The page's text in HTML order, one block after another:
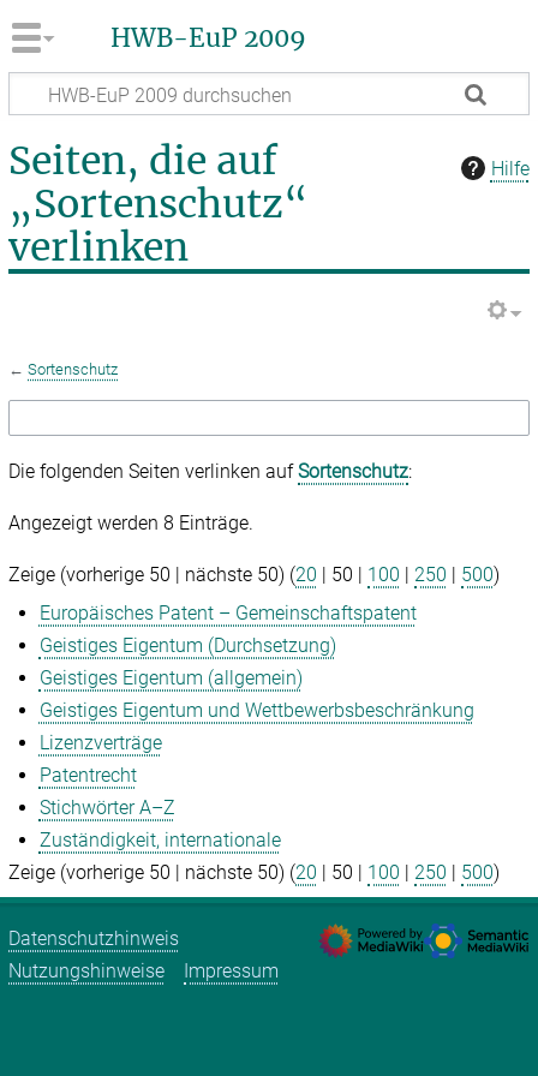
HWB-EuP 2009
Hilfe
Seiten, die auf
„Sortenschutz“
verlinken
←Sortenschutz
Die folgenden Seiten verlinken aufSortenschutz:
Angezeigt werden 8 Einträge.
Zeige (vorherige 50 nächste 50) (20 50 100 250 500)
Europäisches Patent – Gemeinschaftspatent
Geistiges Eigentum (Durchsetzung)
Geistiges Eigentum (allgemein)
Geistiges Eigentum und Wettbewerbsbeschränkung
Lizenzverträge
Patentrecht
Stichwörter A–Z
Zuständigkeit, internationale
Zeige (vorherige 50 nächste 50) (20 50 100 250 500)
Datenschutzhinweis
Nutzungshinweise
Impressum